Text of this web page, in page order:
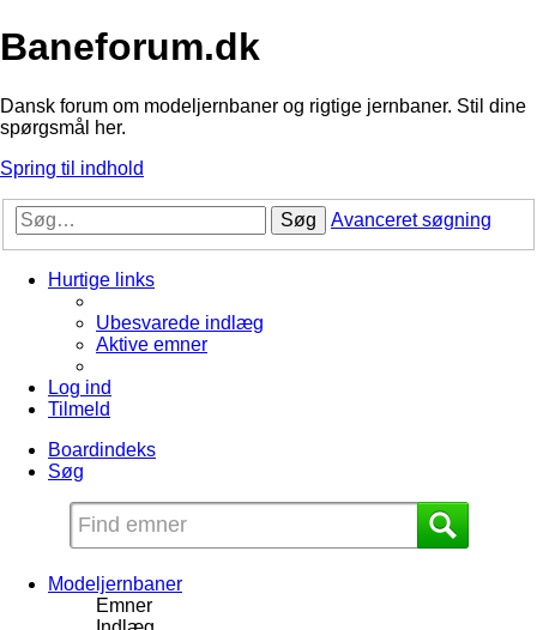
Baneforum.dk
Dansk forum om modeljernbaner og rigtige jernbaner. Stil dine
spørgsmål her.
Spring til indhold
Søg Avanceret søgning
Hurtige links
Ubesvarede indlæg
Aktive emner
Log ind
Tilmeld
Boardindeks
Søg
Modeljernbaner
Emner